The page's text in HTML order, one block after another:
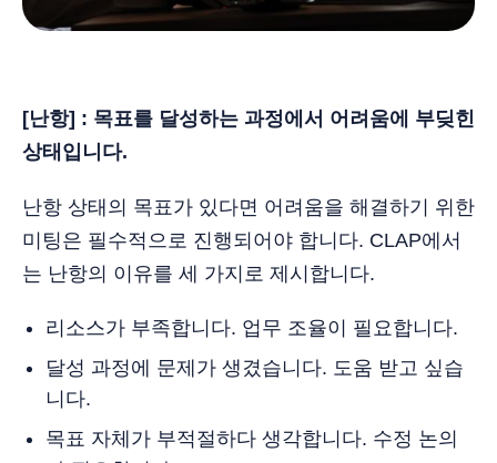
[난항] : 목표를 달성하는 과정에서 어려움에 부딪힌
상태입니다.
난항 상태의 목표가 있다면 어려움을 해결하기 위한
미팅은 필수적으로 진행되어야 합니다. CLAP에서
는 난항의 이유를 세 가지로 제시합니다.
리소스가 부족합니다. 업무 조율이 필요합니다.
달성 과정에 문제가 생겼습니다. 도움 받고 싶습
니다.
목표 자체가 부적절하다 생각합니다. 수정 논의